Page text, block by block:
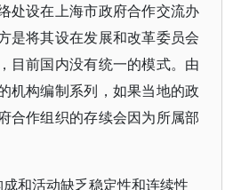
处设在上海市政府合作交流办
是将其设在发展和改革委员会
目前国内没有统一的模式。由
机构编制系列，如果当地的政
合作组织的存续会因为所属部
和活动缺乏稳定性和连续性